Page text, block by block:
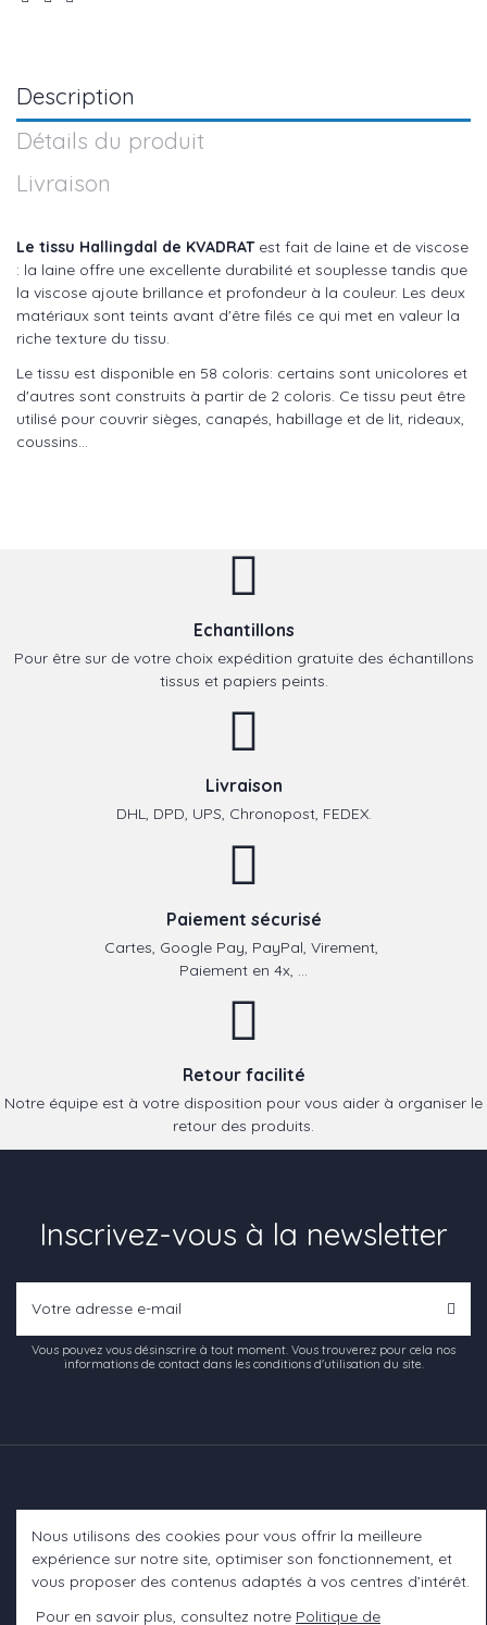
Description
Détails du produit
Livraison
Le tissu Hallingdal de KVADRATest fait de laine et de viscose
: la laine offre une excellente durabilité et souplesse tandis que
la viscose ajoute brillance et profondeur à la couleur. Les deux
matériaux sont teints avant d'être filés ce qui met en valeur la
riche texture du tissu.
Le tissu est disponible en 58 coloris: certains sont unicolores et
d'autres sont construits à partir de 2 coloris. Ce tissu peut être
utilisé pour couvrir sièges, canapés, habillage et de lit, rideaux,
coussins...
Echantillons
Pour être sur de votre choix expédition gratuite des échantillons
tissus et papiers peints.
Livraison
DHL, DPD, UPS, Chronopost, FEDEX.
Paiement sécurisé
Cartes, Google Pay, PayPal, Virement,
Paiement en 4x, ...
Retour facilité
Notre équipe est à votre disposition pour vous aider à organiser le
retour des produits.
Inscrivez-vous à la newsletter
Vous pouvez vous désinscrire à tout moment. Vous trouverez pour cela nos
informations de contact dans les conditions d'utilisation du site.
Informations
Nous utilisons des cookies pour vous offrir la meilleure
expérience sur notre site, optimiser son fonctionnement, et
vous proposer des contenus adaptés à vos centres d’intérêt.
Pour en savoir plus, consultez notre Politique de